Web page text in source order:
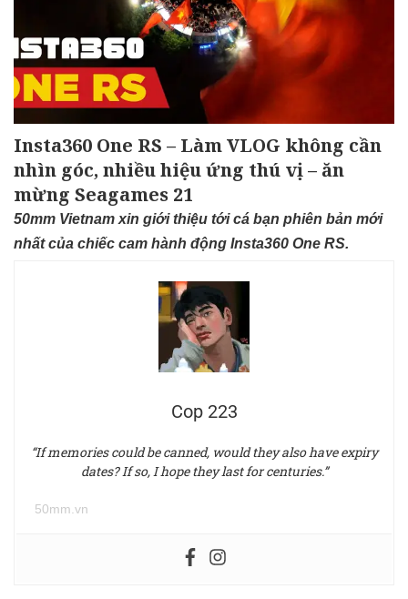
Insta360 One RS – Làm VLOG không cần
nhìn góc, nhiều hiệu ứng thú vị – ăn
mừng Seagames 21
50mm Vietnam xin giới thiệu tới cá bạn phiên bản mới
nhất của chiếc cam hành động Insta360 One RS.
Cop 223
“If memories could be canned, would they also have expiry
dates? If so, I hope they last for centuries.”
50mm.vn